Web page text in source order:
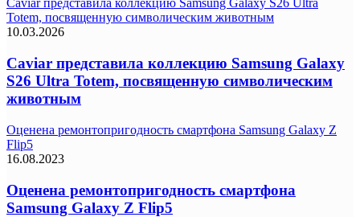
Caviar представила коллекцию Samsung Galaxy S26 Ultra
Totem, посвященную символическим животным
10.03.2026
Caviar представила коллекцию Samsung Galaxy
S26 Ultra Totem, посвященную символическим
животным
Оценена ремонтопригодность смартфона Samsung Galaxy Z
Flip5
16.08.2023
Оценена ремонтопригодность смартфона
Samsung Galaxy Z Flip5